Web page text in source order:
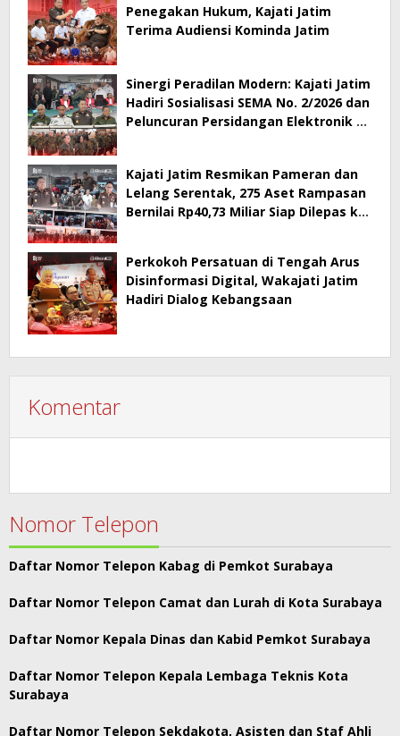
Penegakan Hukum, Kajati Jatim
Terima Audiensi Kominda Jatim
Sinergi Peradilan Modern: Kajati Jatim
Hadiri Sosialisasi SEMA No. 2/2026 dan
Peluncuran Persidangan Elektronik di
Kajati Jatim Resmikan Pameran dan
Lelang Serentak, 275 Aset Rampasan
Bernilai Rp40,73 Miliar Siap Dilepas ke
Perkokoh Persatuan di Tengah Arus
Disinformasi Digital, Wakajati Jatim
Hadiri Dialog Kebangsaan
Komentar
Nomor Telepon
Daftar Nomor Telepon Kabag di Pemkot Surabaya
Daftar Nomor Telepon Camat dan Lurah di Kota Surabaya
Daftar Nomor Kepala Dinas dan Kabid Pemkot Surabaya
Daftar Nomor Telepon Kepala Lembaga Teknis Kota
Surabaya
Daftar Nomor Telepon Sekdakota, Asisten dan Staf Ahli